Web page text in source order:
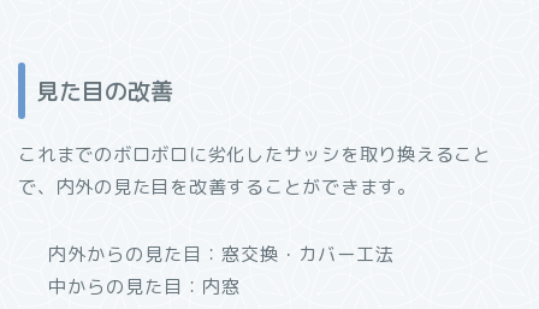
見た目の改善
これまでのボロボロに劣化したサッシを取り換えること
で、内外の見た目を改善することができます。
内外からの見た目：窓交換・カバー工法
中からの見た目：内窓